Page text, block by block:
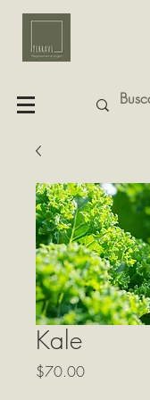
Kale
$70.00Precio